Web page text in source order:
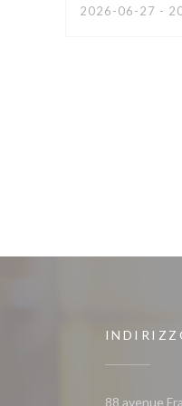
2026-06-27 -
88 avenue